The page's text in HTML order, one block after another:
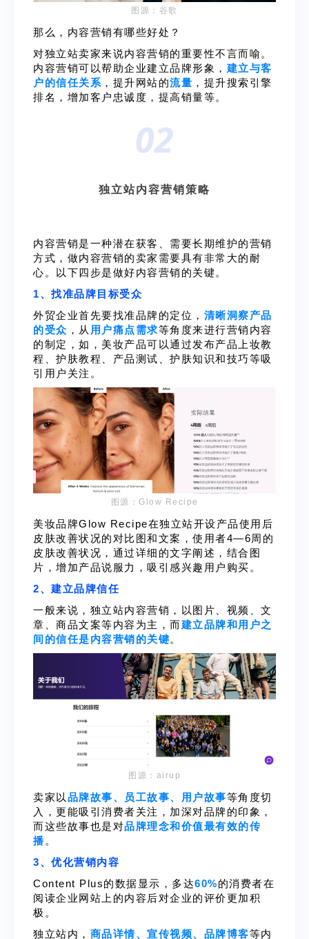
图源：谷歌
那么，内容营销有哪些好处？
对独立站卖家来说内容营销的重要性不言而喻。
内容营销可以帮助企业建立品牌形象， 建立与客
户的信任关系 ，提升网站的流量 ，提升搜索引擎
排名，增加客户忠诚度，提高销量等。
02
独立站内容营销策略
内容营销是一种潜在获客、需要长期维护的营销
方式，做内容营销的卖家需要具有非常大的耐
心。以下四步是做好内容营销的关键。
1、找准品牌目标受众
外贸企业首先要找准品牌的定位， 清晰洞察产品
的受众 ，从 用户痛点需求等角度来进行营销内容
的制定，如，美妆产品可以通过发布产品上妆教
程、护肤教程、产品测试、护肤知识和技巧等吸
引用户关注。
图源：Glow Recipe
美妆品牌Glow Recipe在独立站开设产品使用后
皮肤改善状况的对比图和文案，使用者4—6周的
皮肤改善状况，通过详细的文字阐述，结合图
片，增加产品说服力，吸引感兴趣用户购买。
2、建立品牌信任
一般来说，独立站内容营销，以图片、视频、文
章、商品文案等内容为主，而建立品牌和用户之
间的信任是内容营销的关键。
图源：airup
卖家以 品牌故事、员工故事、用户故事等角度切
入，更能吸引消费者关注，加深对品牌的印象，
而这些故事也是对品牌理念和价值最有效的传
播 。
3、优化营销内容
Content Plus的数据显示，多达60%的消费者在
阅读企业网站上的内容后对企业的评价更加积
极。
独立站内， 商品详情、宣传视频、品牌博客等内